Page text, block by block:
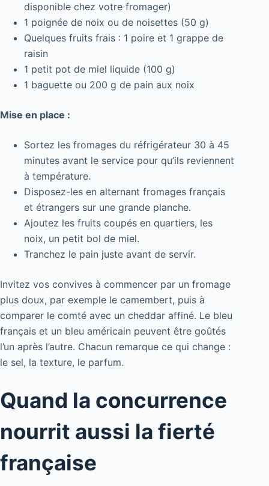
disponible chez votre fromager)
1 poignée de noix ou de noisettes (50 g)
Quelques fruits frais : 1 poire et 1 grappe de
raisin
1 petit pot de miel liquide (100 g)
1 baguette ou 200 g de pain aux noix
Mise en place :
Sortez les fromages du réfrigérateur 30 à 45
minutes avant le service pour qu’ils reviennent
à température.
Disposez-les en alternant fromages français
et étrangers sur une grande planche.
Ajoutez les fruits coupés en quartiers, les
noix, un petit bol de miel.
Tranchez le pain juste avant de servir.
Invitez vos convives à commencer par un fromage
plus doux, par exemple le camembert, puis à
comparer le comté avec un cheddar affiné. Le bleu
français et un bleu américain peuvent être goûtés
l’un après l’autre. Chacun remarque ce qui change :
le sel, la texture, le parfum.
Quand la concurrence
nourrit aussi la fierté
française